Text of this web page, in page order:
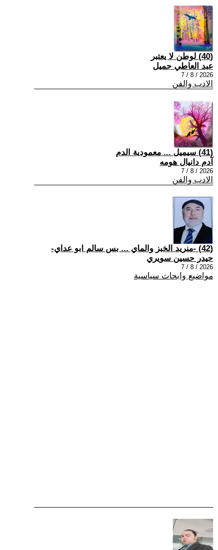
(40) لوطن لا يعتبر
عبد العاطي جميل
2026 / 8 / 7
الادب والفن
(41) سيميل ... معمودية الدم
آدم دانيال هومه
2026 / 8 / 7
الادب والفن
(42) -منريد الخبز والماي ... بس سالم ابو عداي-
حيدر حسين سويري
2026 / 8 / 7
مواضيع وابحاث سياسية